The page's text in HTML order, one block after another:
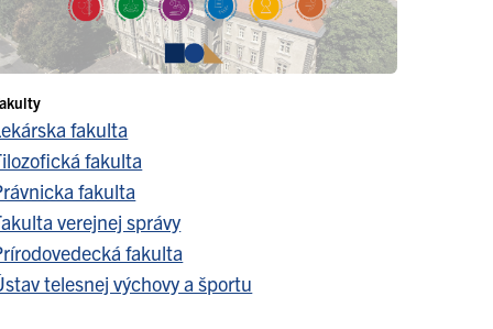
fakulta
fakulta
fakulta
verejnej správy
fakulta
telesnej výchovy a športu